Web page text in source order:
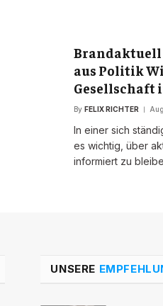
Brandaktuell
aus Politik
Gesellschaft
By FELIX RICHTER
In einer sich
es wichtig, über
informiert zu
UNSERE